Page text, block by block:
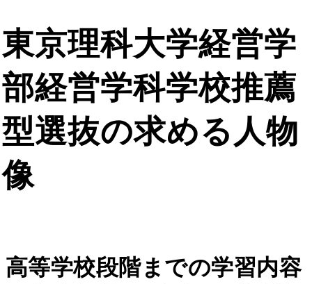
東京理科大学経営学
部経営学科学校推薦
型選抜の求める人物
像
高等学校段階までの学習内容